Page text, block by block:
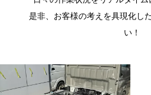
是非、お客様の考えを具現化し
い！